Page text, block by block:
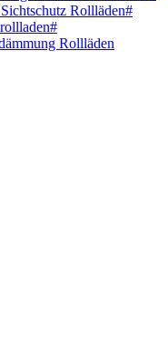
Sichtschutz Rollläden#
#
Rollläden